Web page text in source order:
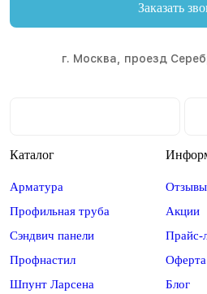
Заказать
г. Москва, проезд
Каталог
Арматура
Профильная труба
Сэндвич панели
Профнастил
Шпунт Ларсена
Отзывы
Акции
Прайс-
Оферта
Блог